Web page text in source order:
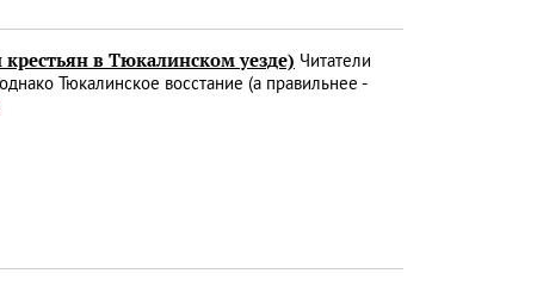
в Тюкалинском уезде) Читатели
Тюкалинское восстание (а правильнее -